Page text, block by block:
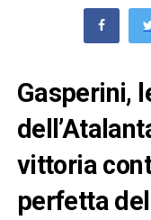
Gasperini,
vittoria
perfetta